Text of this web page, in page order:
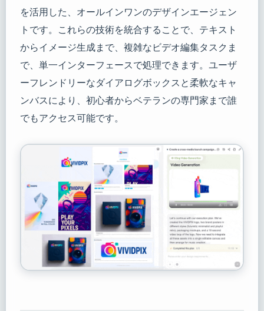
を活用した、オールインワンのデザインエージェン
トです。これらの技術を統合することで、テキスト
からイメージ生成まで、複雑なビデオ編集タスクま
で、単一インターフェースで処理できます。ユーザ
ーフレンドリーなダイアログボックスと柔軟なキャ
ンバスにより、初心者からベテランの専門家まで誰
でもアクセス可能です。